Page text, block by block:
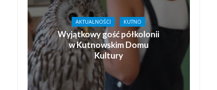
AKTUALNOŚCI KUTNO
Wyjątkowy gość półkolonii
w Kutnowskim Domu
Kultury